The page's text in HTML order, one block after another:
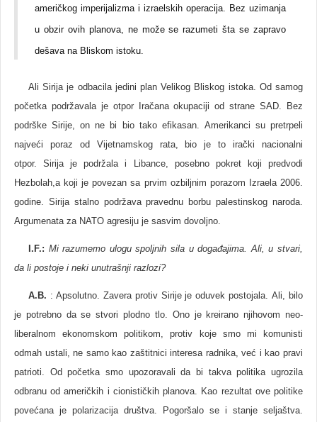
američkog imperijalizma i izraelskih operacija. Bez uzimanja
u obzir ovih planova, ne može se razumeti šta se zapravo
dešava na Bliskom istoku.
Ali Sirija je odbacila jedini plan Velikog Bliskog istoka. Od samog
početka podržavala je otpor Iračana okupaciji od strane SAD. Bez
podrške Sirije, on ne bi bio tako efikasan. Amerikanci su pretrpeli
najveći poraz od Vijetnamskog rata, bio je to irački nacionalni
otpor. Sirija je podržala i Libance, posebno pokret koji predvodi
Hezbolah,a koji je povezan sa prvim ozbiljnim porazom Izraela 2006.
godine. Sirija stalno podržava pravednu borbu palestinskog naroda.
Argumenata za NATO agresiju je sasvim dovoljno.
I.F.: Mi razumemo ulogu spoljnih sila u događajima. Ali, u stvari,
da li postoje i neki unutrašnji razlozi?
A.B. : Apsolutno. Zavera protiv Sirije je oduvek postojala. Ali, bilo
je potrebno da se stvori plodno tlo. Ono je kreirano njihovom neo-
liberalnom ekonomskom politikom, protiv koje smo mi komunisti
odmah ustali, ne samo kao zaštitnici interesa radnika, već i kao pravi
patrioti. Od početka smo upozoravali da bi takva politika ugrozila
odbranu od američkih i cionističkih planova. Kao rezultat ove politike
povećana je polarizacija društva. Pogoršalo se i stanje seljaštva.